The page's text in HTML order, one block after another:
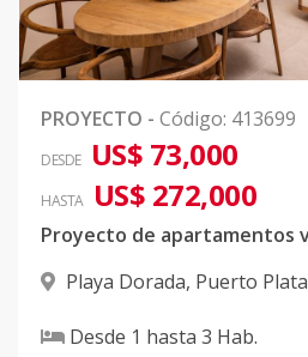
PROYECTO - Código: 413699
DESDE US$ 73,000
HASTA US$ 272,000
Playa Dorada, Puerto Plata
Desde 1 hasta 3 Hab.